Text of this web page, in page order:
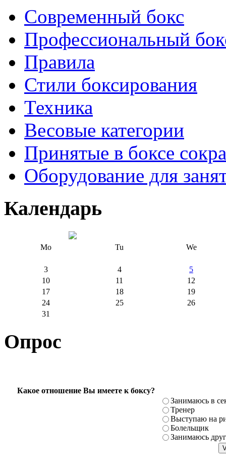
Современный бокс
Профессиональный
Правила
Стили боксирования
Техника
Весовые категории
Принятые в боксе
Оборудование для
Календарь
Mo Tu We
3 4
5
10
11
12
17
18
19
24
25
26
31
Опрос
Какое отношение Вы имеете к боксу?
Занимаюсь в
Тренер
Выступаю на
Болельщик
Занимаюсь